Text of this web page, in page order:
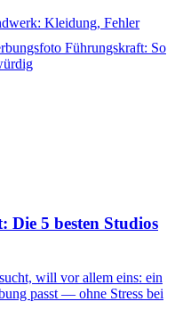
Kleidung, Fehler
Führungskraft: So
5 besten Studios
will vor allem eins: ein
passt — ohne Stress bei